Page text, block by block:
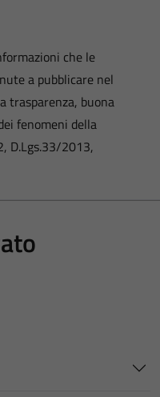
che le
a pubblicare nel
trasparenza, buona
fenomeni della
D.Lgs.33/2013,